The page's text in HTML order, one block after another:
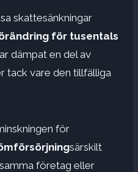
skattesänkningar
för tusentals
dämpat en del av
tack vare den tillfälliga
för
särskilt
företag eller